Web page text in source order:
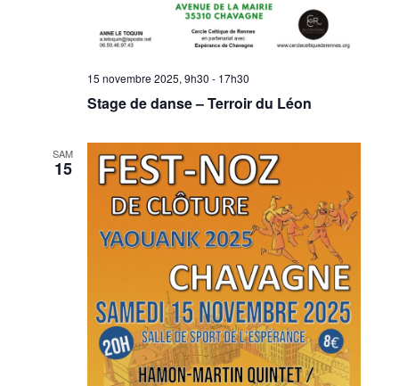
15 novembre 2025, 9h30 - 17h30
Stage de danse – Terroir du Léon
SAM
15